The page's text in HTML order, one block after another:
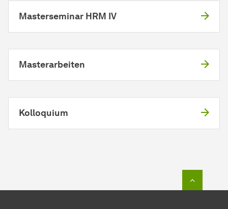
Masterseminar HRM IV
Masterarbeiten
Kolloquium